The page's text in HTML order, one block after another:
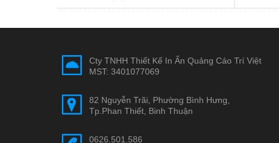
Cty TNHH Thiết Kế In Ấn Quảng Cáo Trí Việt
MST: 3401077069
82 Nguyễn Trãi, Phường Bình Hưng,
Tp.Phan Thiết, Binh Thuận
0626.501.586